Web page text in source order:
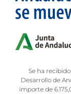
Se ha
Desarrollo de
importe de